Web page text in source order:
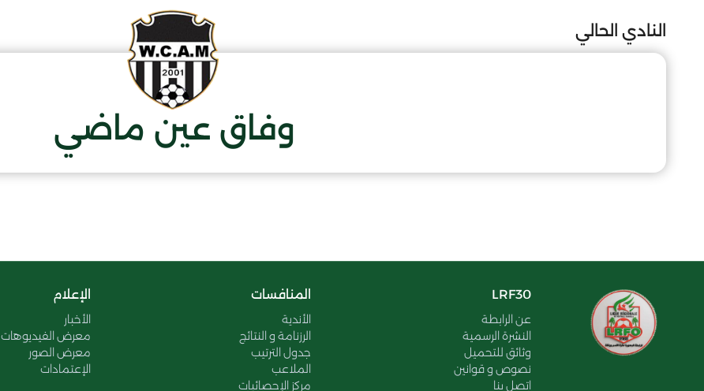
النادي الحالي
وفاق عين ماضي
LRF30
عن الرابطة
النشرة الرسمية
وثائق للتحميل
نصوص و قوانين
اتصل بنا
المنافسات
الأندية
الرزنامة و النتائج
جدول الترتيب
الملاعب
مركز الإحصائيات
الإعلام
الأخبار
معرض الفيديوهات
معرض الصور
الإعتمادات